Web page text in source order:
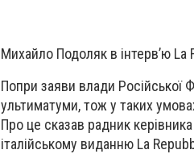
Михайло Подоляк в інтерв’ю
Попри заяви влади Російської
ультиматуми, тож у таких
Про це сказав радник
італійському виданню La